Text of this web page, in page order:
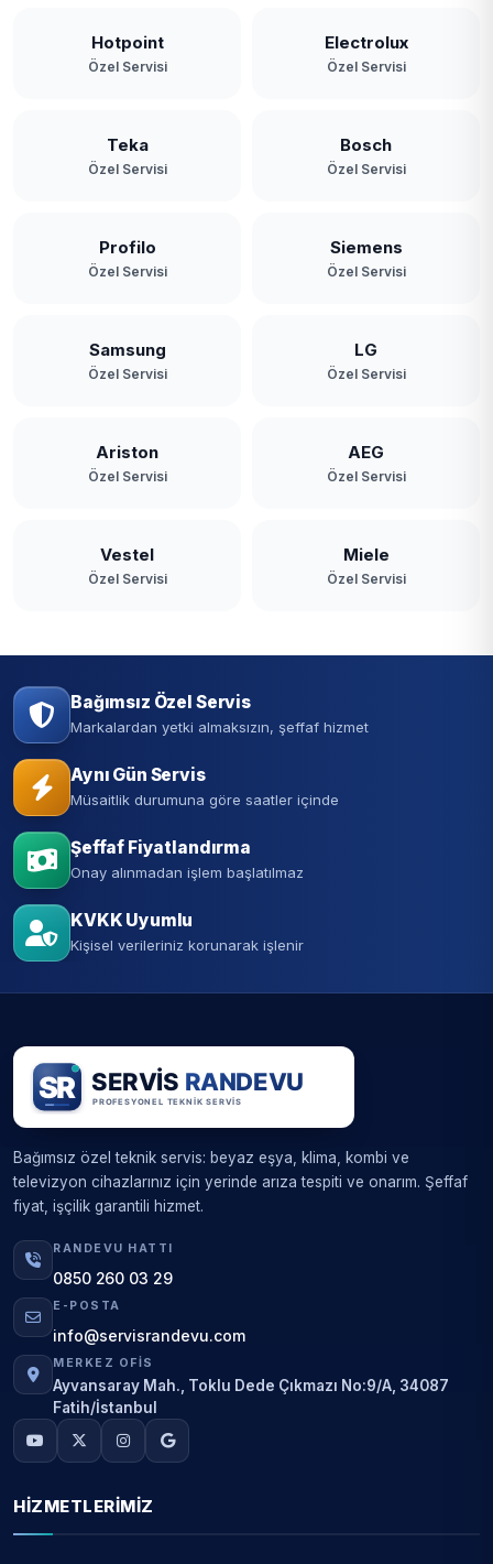
Hotpoint
Özel Servisi
Electrolux
Özel Servisi
Teka
Özel Servisi
Bosch
Özel Servisi
Profilo
Özel Servisi
Siemens
Özel Servisi
Samsung
Özel Servisi
LG
Özel Servisi
Ariston
Özel Servisi
AEG
Özel Servisi
Vestel
Özel Servisi
Miele
Özel Servisi
Bağımsız Özel Servis
Markalardan yetki almaksızın, şeffaf hizmet
Aynı Gün Servis
Müsaitlik durumuna göre saatler içinde
Şeffaf Fiyatlandırma
Onay alınmadan işlem başlatılmaz
KVKK Uyumlu
Kişisel verileriniz korunarak işlenir
Bağımsız özel teknik servis: beyaz eşya, klima, kombi ve
televizyon cihazlarınız için yerinde arıza tespiti ve onarım. Şeffaf
fiyat, işçilik garantili hizmet.
RANDEVU HATTI
0850 260 03 29
E-POSTA
info@servisrandevu.com
MERKEZ OFIS
Ayvansaray Mah., Toklu Dede Çıkmazı No:9/A, 34087
Fatih/İstanbul
HIZMETLERIMIZ